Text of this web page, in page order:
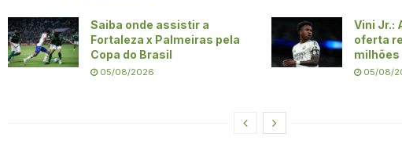
Saiba onde assistir a
Fortaleza x Palmeiras pela
Copa do Brasil
05/08/2026
Vini Jr.:
oferta
milhões
05/08/